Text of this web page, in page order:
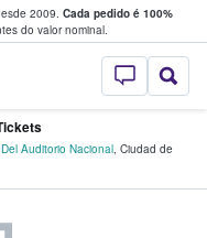
2009. Cada pedido é 100%
do valor nominal.
StubHub – onde
bilhetes
Auditorio Nacional, Ciudad de